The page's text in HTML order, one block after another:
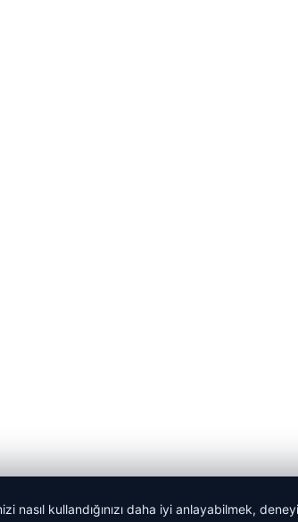
nasıl kullandığınızı daha iyi anlayabilmek,